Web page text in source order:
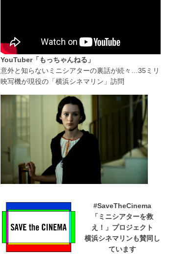
YouTuber「もっちゃんねる」
意外と知らないミニシアターの裏話が続々…35ミリ
映写機が現役の「横浜シネマリン」訪問
#SaveTheCinema
「ミニシアターを救
え！」プロジェクト
横浜シネマリンも賛同し
ています